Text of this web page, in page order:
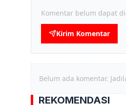
Komentar belum dapat
Kirim Komentar
Belum ada komentar.
REKOMENDASI